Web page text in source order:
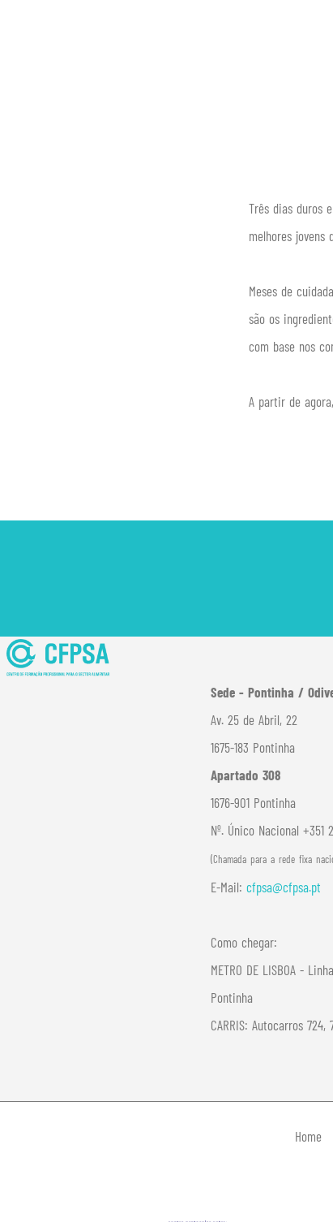
Beatriz
Três dias duros
melhores
Meses de
são os
com base nos
A partir de
Sede - Pontinha /
Av. 25 de Abril, 22
1675-183 Pontinha
Apartado 308
1676-901 Pontinha
Nº. Único Nacional +351
(Chamada para a rede fixa
E-Mail: cfpsa@cfpsa.pt
Como chegar:
METRO DE LISBOA -
Pontinha
CARRIS: Autocarros 724,
Home